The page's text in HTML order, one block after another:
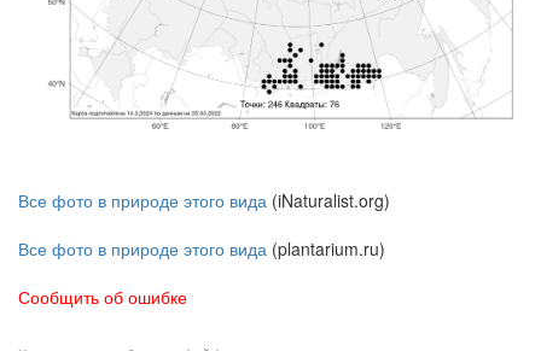
Все фото в природе этого вида (iNaturalist.org)
Все фото в природе этого вида (plantarium.ru)
Сообщить об ошибке